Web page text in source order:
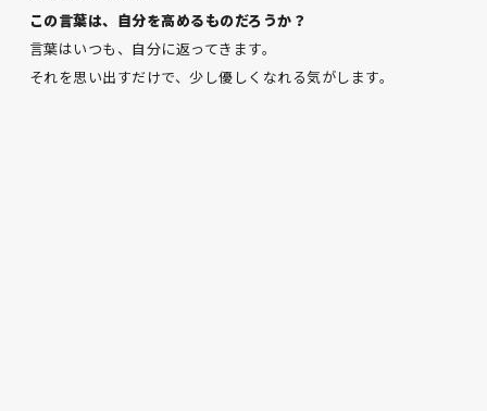
この言葉は、自分を高めるものだろうか？
言葉はいつも、自分に返ってきます。
それを思い出すだけで、少し優しくなれる気がします。